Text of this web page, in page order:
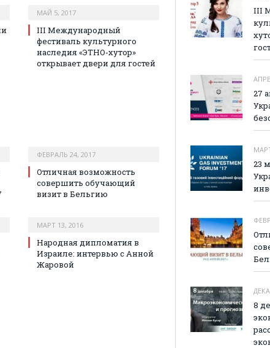
МАЙ 5, 2017
III Международный
фестиваль культурного
наследия «ЭТНО-хутор»
открывает двери для гостей
ФЕВРАЛЬ 24, 2017
Отличная возможность
совершить обучающий
визит в Бельгию
МАРТ 13, 2016
Народная дипломатия в
Израиле: интервью с Анной
Жаровой
III
27
23
8